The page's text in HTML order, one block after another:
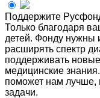
Поддержите
Только благодаря
детей. Фонду нужны
расширять спектр
поддерживать
медицинские
поможет нам лучше,
задачи.